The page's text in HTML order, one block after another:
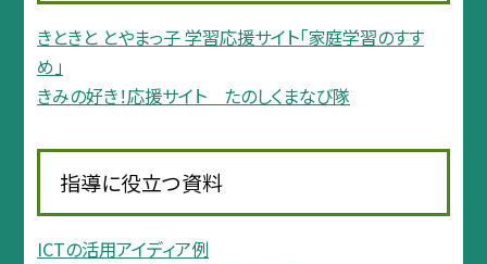
きときと とやまっ子 学習応援サイト「家庭学習のすす
め」
きみの好き！応援サイト たのしくまなび隊
指導に役立つ資料
ICTの活用アイディア例